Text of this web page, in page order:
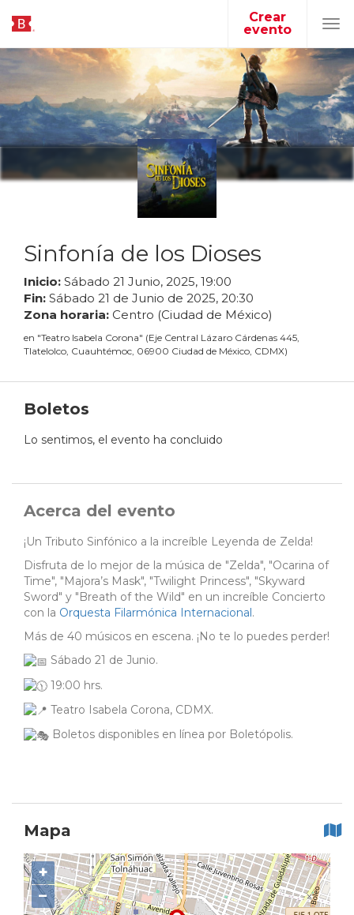
Crear
evento
Sinfonía de los Dioses
Inicio: Sábado 21 Junio, 2025, 19:00
Fin: Sábado 21 de Junio de 2025, 20:30
Zona horaria: Centro (Ciudad de México)
en "Teatro Isabela Corona" (Eje Central Lázaro Cárdenas 445,
Tlatelolco, Cuauhtémoc, 06900 Ciudad de México, CDMX)
Boletos
Lo sentimos, el evento ha concluido
Acerca del evento
¡Un Tributo Sinfónico a la increíble Leyenda de Zelda!
Disfruta de lo mejor de la música de "Zelda", "Ocarina of
Time", "Majora’s Mask", "Twilight Princess", "Skyward
Sword" y "Breath of the Wild" en un increíble Concierto
con la Orquesta Filarmónica Internacional .
Más de 40 músicos en escena. ¡No te lo puedes perder!
Sábado 21 de Junio.
19:00 hrs.
Teatro Isabela Corona, CDMX.
Boletos disponibles en línea por Boletópolis.
Mapa
+
−